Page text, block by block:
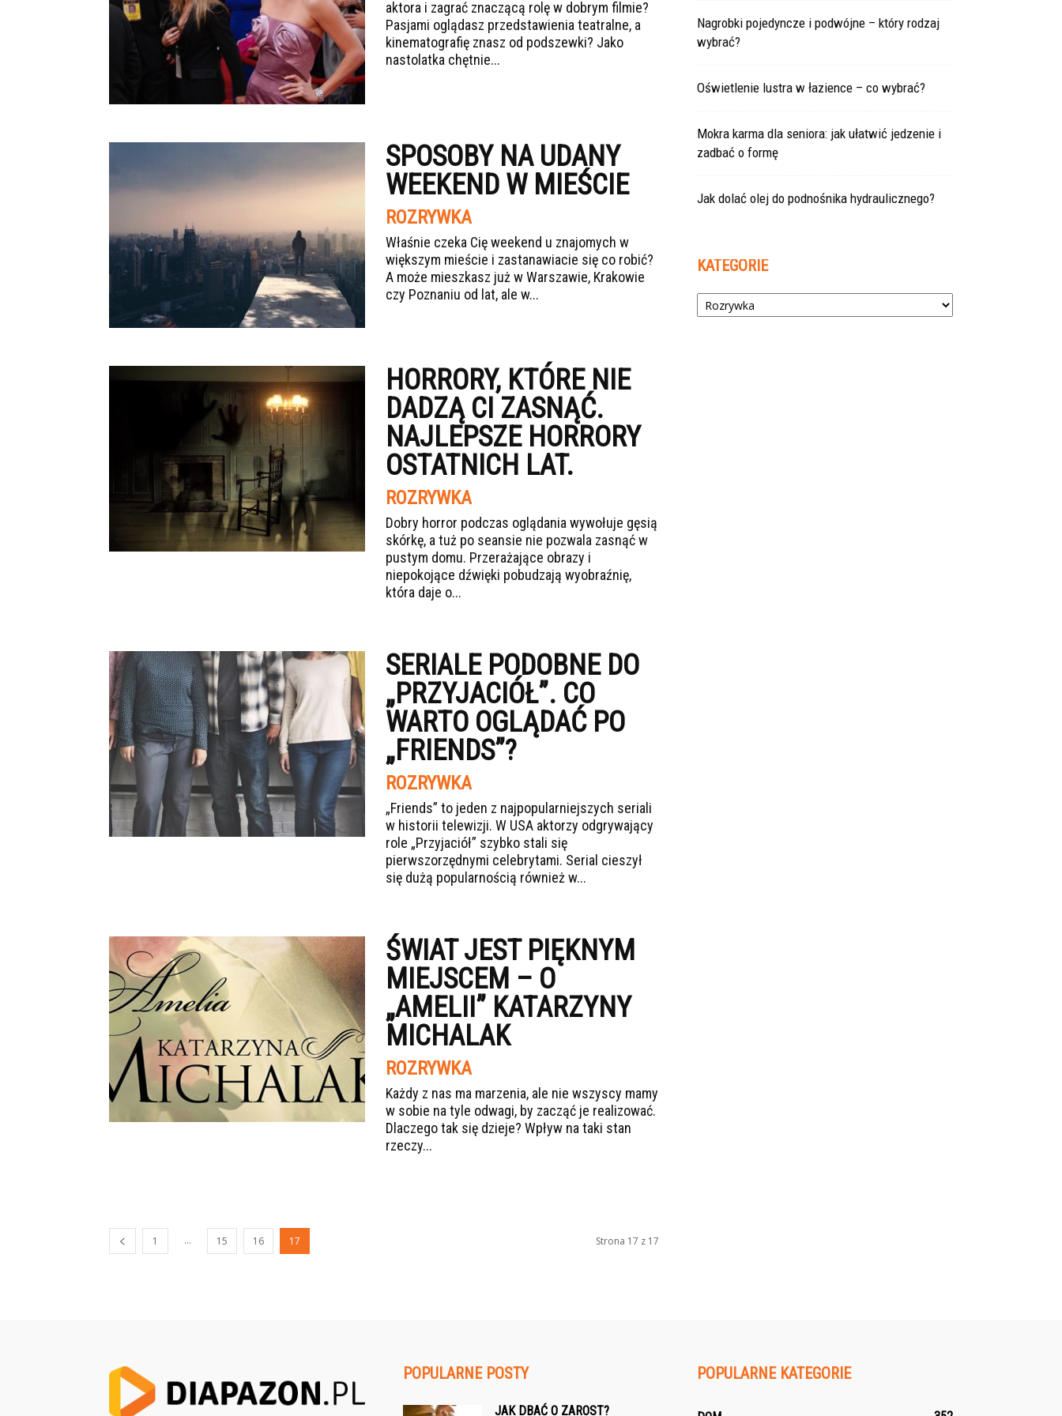
aktora i zagrać znaczącą rolę w dobrym filmie?
Pasjami oglądasz przedstawienia teatralne, a
kinematografię znasz od podszewki? Jako
nastolatka chętnie...
SPOSOBY NA UDANY
WEEKEND W MIEŚCIE
ROZRYWKA
Właśnie czeka Cię weekend u znajomych w
większym mieście i zastanawiacie się co robić?
A może mieszkasz już w Warszawie, Krakowie
czy Poznaniu od lat, ale w...
HORRORY, KTÓRE NIE
DADZĄ CI ZASNĄĆ.
NAJLEPSZE HORRORY
OSTATNICH LAT.
ROZRYWKA
Dobry horror podczas oglądania wywołuje gęsią
skórkę, a tuż po seansie nie pozwala zasnąć w
pustym domu. Przerażające obrazy i
niepokojące dźwięki pobudzają wyobraźnię,
która daje o...
SERIALE PODOBNE DO
„PRZYJACIÓŁ”. CO
WARTO OGLĄDAĆ PO
„FRIENDS”?
ROZRYWKA
„Friends” to jeden z najpopularniejszych seriali
w historii telewizji. W USA aktorzy odgrywający
role „Przyjaciół” szybko stali się
pierwszorzędnymi celebrytami. Serial cieszył
się dużą popularnością również w...
ŚWIAT JEST PIĘKNYM
MIEJSCEM – O
„AMELII” KATARZYNY
MICHALAK
ROZRYWKA
Każdy z nas ma marzenia, ale nie wszyscy mamy
w sobie na tyle odwagi, by zacząć je realizować.
Dlaczego tak się dzieje? Wpływ na taki stan
rzeczy...
1 ... 15 16 17 Strona 17 z 17
Nagrobki pojedyncze i podwójne – który rodzaj
wybrać?
Oświetlenie lustra w łazience – co wybrać?
Mokra karma dla seniora: jak ułatwić jedzenie i
zadbać o formę
Jak dolać olej do podnośnika hydraulicznego?
KATEGORIE
Kategorie
POPULARNE POSTY
JAK DBAĆ O ZAROST?
POPULARNE KATEGORIE